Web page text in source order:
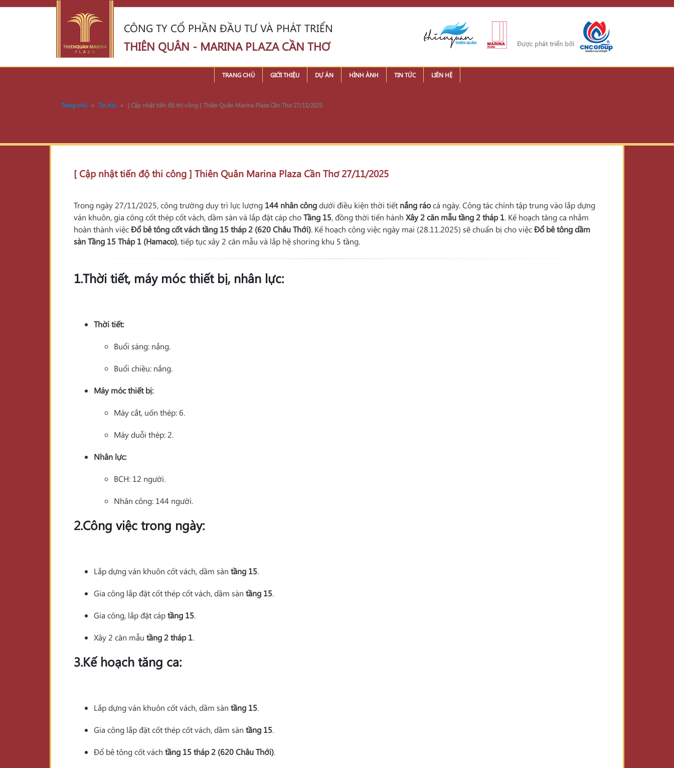
CÔNG TY CỔ PHẦN ĐẦU TƯ VÀ PHÁT TRIỂN
THIÊN QUÂN - MARINA PLAZA CẦN THƠ Được phát triển bởi
TRANG CHỦ GIỚI THIỆU DỰ ÁN HÌNH ẢNH TIN TỨC LIÊN HỆ
Trang chủ » Tin tức » [ Cập nhật tiến độ thi công ] Thiên Quân Marina Plaza Cần Thơ 27/11/2025
[ Cập nhật tiến độ thi công ] Thiên Quân Marina Plaza Cần Thơ 27/11/2025
Trong ngày 27/11/2025, công trường duy trì lực lượng 144 nhân côngdưới điều kiện thời tiết nắng ráocả ngày. Công tác chính tập trung vào lắp dựng
ván khuôn, gia công cốt thép cốt vách, dầm sàn và lắp đặt cáp choTầng 15, đồng thời tiến hành Xây 2 căn mẫu tầng 2 tháp 1. Kế hoạch tăng ca nhằm
hoàn thành việcĐổ bê tông cốt vách tầng 15 tháp 2 (620 Châu Thới). Kế hoạch công việc ngày mai (28.11.2025) sẽ chuẩn bị cho việcĐổ bê tông dầm
sàn Tầng 15 Tháp 1 (Hamaco), tiếp tục xây 2 căn mẫu và lắp hệ shoring khu 5 tầng.
1.Thời tiết, máy móc thiết bị, nhân lực:
Thời tiết:
Buổi sáng: nắng.
Buổi chiều: nắng.
Máy móc thiết bị:
Máy cắt, uốn thép: 6.
Máy duỗi thép: 2.
Nhân lực:
BCH: 12 người.
Nhân công: 144 người.
2.Công việc trong ngày:
Lắp dựng ván khuôn cốt vách, dầm sàn tầng 15.
Gia công lắp đặt cốt thép cốt vách, dầm sàn tầng 15.
Gia công, lắp đặt cáptầng 15.
Xây 2 căn mẫu tầng 2 tháp 1.
3.Kế hoạch tăng ca:
Lắp dựng ván khuôn cốt vách, dầm sàn tầng 15.
Gia công lắp đặt cốt thép cốt vách, dầm sàn tầng 15.
Đổ bê tông cốt vách tầng 15 tháp 2 (620 Châu Thới).